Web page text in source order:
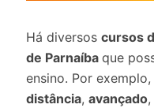
Há diversos cursos
de Parnaíba que
ensino. Por
distância, avançado,